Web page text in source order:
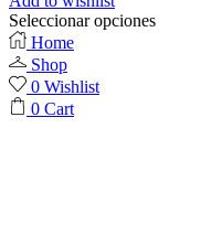
Seleccionar opciones
Home
Shop
0 Wishlist
0 Cart